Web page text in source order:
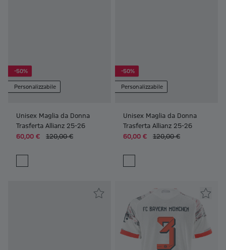
-50%
Personalizzabile
Unisex Maglia da Donna
Trasferta Allianz 25-26
60,00 €
120,00 €
-50%
Personalizzabile
Unisex Maglia da Donna
Trasferta Allianz 25-26
60,00 €
120,00 €
Frauen Unisex Maglia da Donna Trasferta Allianz 25-26